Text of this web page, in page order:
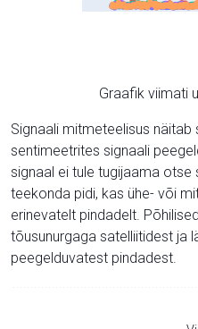
Graafik viimati
Signaali mitmeteelisus
sentimeetrites signaali
signaal ei tule tugijaama otse
teekonda pidi, kas ühe- või
erinevatelt pindadelt.
tõusunurgaga satelliitidest ja
peegelduvatest pindadest.